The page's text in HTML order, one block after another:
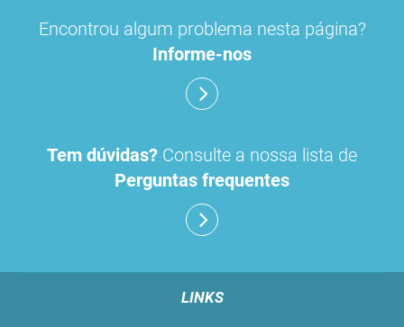
Encontrou algum problema nesta página?
Informe-nos
Tem dúvidas? Consulte a nossa lista de
Perguntas frequentes
LINKS